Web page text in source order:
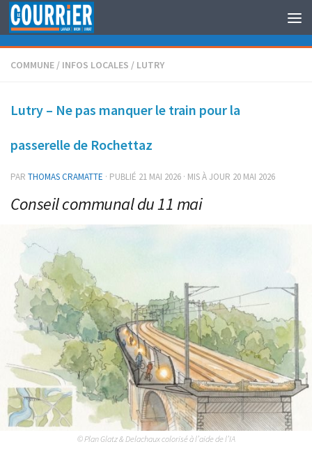
Au dessous du contenu
COMMUNE / INFOS LOCALES / LUTRY
Lutry – Ne pas manquer le train pour la
passerelle de Rochettaz
PAR THOMAS CRAMATTE · PUBLIÉ 21 MAI 2026 · MIS À JOUR 20 MAI 2026
Conseil communal du 11 mai
© Plan Glatz & Delachaux colorisé à l’aide de l’IA